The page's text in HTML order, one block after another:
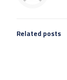
Related posts